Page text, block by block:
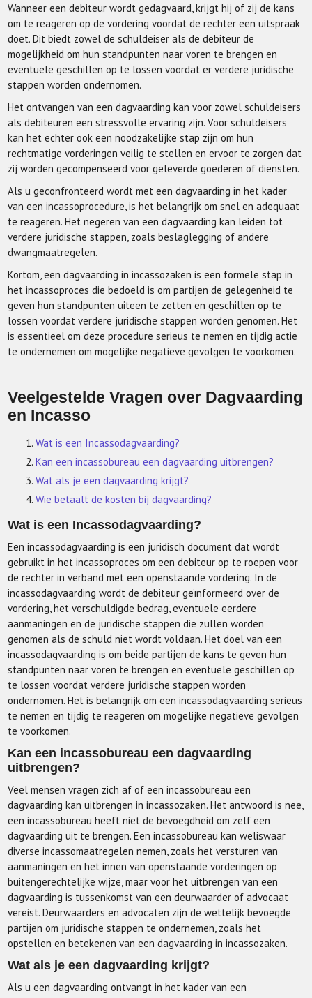
Wanneer een debiteur wordt gedagvaard, krijgt hij of zij de kans
om te reageren op de vordering voordat de rechter een uitspraak
doet. Dit biedt zowel de schuldeiser als de debiteur de
mogelijkheid om hun standpunten naar voren te brengen en
eventuele geschillen op te lossen voordat er verdere juridische
stappen worden ondernomen.
Het ontvangen van een dagvaarding kan voor zowel schuldeisers
als debiteuren een stressvolle ervaring zijn. Voor schuldeisers
kan het echter ook een noodzakelijke stap zijn om hun
rechtmatige vorderingen veilig te stellen en ervoor te zorgen dat
zij worden gecompenseerd voor geleverde goederen of diensten.
Als u geconfronteerd wordt met een dagvaarding in het kader
van een incassoprocedure, is het belangrijk om snel en adequaat
te reageren. Het negeren van een dagvaarding kan leiden tot
verdere juridische stappen, zoals beslaglegging of andere
dwangmaatregelen.
Kortom, een dagvaarding in incassozaken is een formele stap in
het incassoproces die bedoeld is om partijen de gelegenheid te
geven hun standpunten uiteen te zetten en geschillen op te
lossen voordat verdere juridische stappen worden genomen. Het
is essentieel om deze procedure serieus te nemen en tijdig actie
te ondernemen om mogelijke negatieve gevolgen te voorkomen.
Veelgestelde Vragen over Dagvaarding
en Incasso
Wat is een Incassodagvaarding?
Kan een incassobureau een dagvaarding uitbrengen?
Wat als je een dagvaarding krijgt?
Wie betaalt de kosten bij dagvaarding?
Wat is een Incassodagvaarding?
Een incassodagvaarding is een juridisch document dat wordt
gebruikt in het incassoproces om een debiteur op te roepen voor
de rechter in verband met een openstaande vordering. In de
incassodagvaarding wordt de debiteur geïnformeerd over de
vordering, het verschuldigde bedrag, eventuele eerdere
aanmaningen en de juridische stappen die zullen worden
genomen als de schuld niet wordt voldaan. Het doel van een
incassodagvaarding is om beide partijen de kans te geven hun
standpunten naar voren te brengen en eventuele geschillen op
te lossen voordat verdere juridische stappen worden
ondernomen. Het is belangrijk om een incassodagvaarding serieus
te nemen en tijdig te reageren om mogelijke negatieve gevolgen
te voorkomen.
Kan een incassobureau een dagvaarding
uitbrengen?
Veel mensen vragen zich af of een incassobureau een
dagvaarding kan uitbrengen in incassozaken. Het antwoord is nee,
een incassobureau heeft niet de bevoegdheid om zelf een
dagvaarding uit te brengen. Een incassobureau kan weliswaar
diverse incassomaatregelen nemen, zoals het versturen van
aanmaningen en het innen van openstaande vorderingen op
buitengerechtelijke wijze, maar voor het uitbrengen van een
dagvaarding is tussenkomst van een deurwaarder of advocaat
vereist. Deurwaarders en advocaten zijn de wettelijk bevoegde
partijen om juridische stappen te ondernemen, zoals het
opstellen en betekenen van een dagvaarding in incassozaken.
Wat als je een dagvaarding krijgt?
Als u een dagvaarding ontvangt in het kader van een